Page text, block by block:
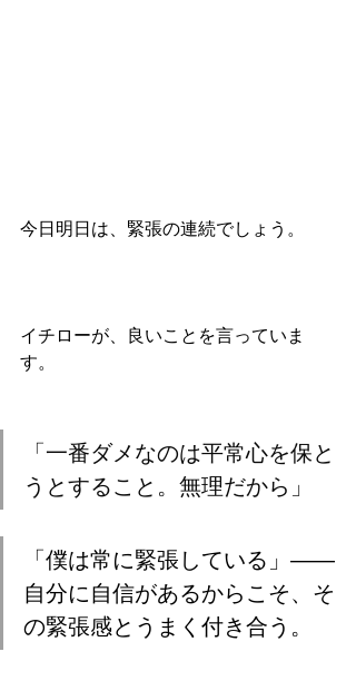
今日明日は、緊張の連続でしょう。
イチローが、良いことを言っていま
す。
「一番ダメなのは平常心を保と
うとすること。無理だから」
「僕は常に緊張している」――
自分に自信があるからこそ、そ
の緊張感とうまく付き合う。